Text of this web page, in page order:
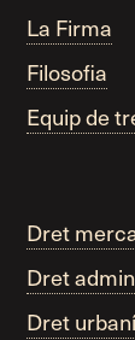
La Firma
Filosofia
Equip de
Dret
Dret
Dret